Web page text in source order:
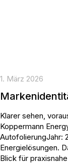
1. März 2026
Klarer sehen,
Koppermann
AutofolierungJahr:
Energielösungen.
Blick für